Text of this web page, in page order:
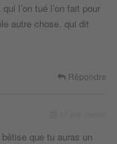
l’on tué l’on fait pour
autre chose. qui dit
Répondre
que tu auras un